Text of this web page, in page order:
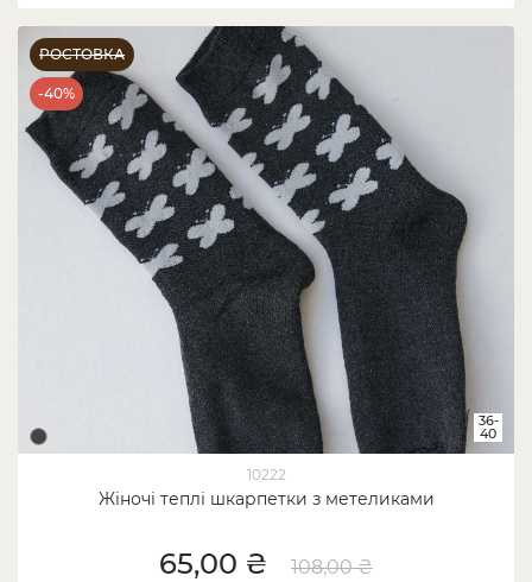
РОСТОВКА
-40%
10222
Жіночі теплі шкарпетки з метеликами
36-
40
65,00 ₴ 108,00 ₴